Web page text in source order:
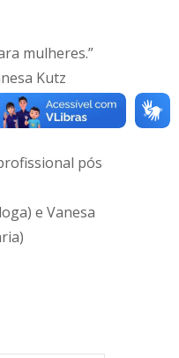
mulheres.”
Kutz
pós
e Vanesa